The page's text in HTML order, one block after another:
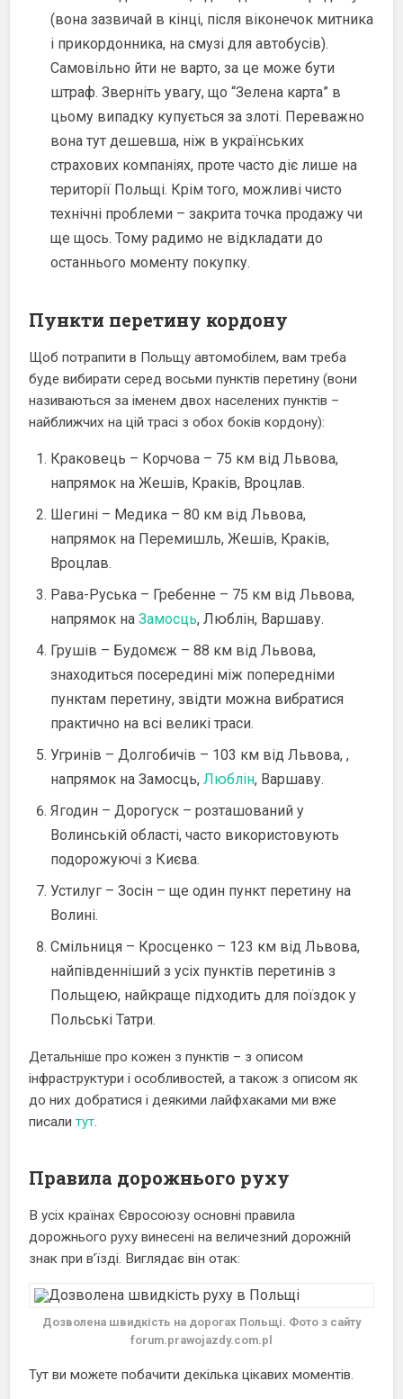
(вона зазвичай в кінці, після віконечок митника
і прикордонника, на смузі для автобусів).
Самовільно йти не варто, за це може бути
штраф. Зверніть увагу, що “Зелена карта” в
цьому випадку купується за злоті. Переважно
вона тут дешевша, ніж в українських
страхових компаніях, проте часто діє лише на
території Польщі. Крім того, можливі чисто
технічні проблеми – закрита точка продажу чи
ще щось. Тому радимо не відкладати до
останнього моменту покупку.
Пункти перетину кордону
Щоб потрапити в Польщу автомобілем, вам треба
буде вибирати серед восьми пунктів перетину (вони
називаються за іменем двох населених пунктів –
найближчих на цій трасі з обох боків кордону):
Краковець – Корчова – 75 км від Львова,
напрямок на Жешів, Краків, Вроцлав.
Шегині – Медика – 80 км від Львова,
напрямок на Перемишль, Жешів, Краків,
Вроцлав.
Рава-Руська – Гребенне – 75 км від Львова,
напрямок наЗамосць, Люблін, Варшаву.
Грушів – Будомєж – 88 км від Львова,
знаходиться посередині між попередніми
пунктам перетину, звідти можна вибратися
практично на всі великі траси.
Угринів – Долгобичів – 103 км від Львова, ,
напрямок на Замосць,Люблін, Варшаву.
Ягодин – Дорогуск – розташований у
Волинській області, часто використовують
подорожуючі з Києва.
Устилуг – Зосін – ще один пункт перетину на
Волині.
Смільниця – Кросценко – 123 км від Львова,
найпівденніший з усіх пунктів перетинів з
Польщею, найкраще підходить для поїздок у
Польські Татри.
Детальніше про кожен з пунктів – з описом
інфраструктури і особливостей, а також з описом як
до них добратися і деякими лайфхаками ми вже
писалитут.
Правила дорожнього руху
В усіх країнах Євросоюзу основні правила
дорожнього руху винесені на величезний дорожній
знак при в’їзді. Виглядає він отак:
Дозволена швидкість на дорогах Польщі. Фото з сайту
forum.prawojazdy.com.pl
Тут ви можете побачити декілька цікавих моментів.